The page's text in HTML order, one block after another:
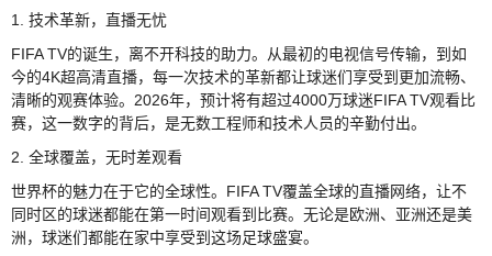
1. 技术革新，直播无忧
FIFA TV的诞生，离不开科技的助力。从最初的电视信号传输，到如
今的4K超高清直播，每一次技术的革新都让球迷们享受到更加流畅、
清晰的观赛体验。2026年，预计将有超过4000万球迷FIFA TV观看比
赛，这一数字的背后，是无数工程师和技术人员的辛勤付出。
2. 全球覆盖，无时差观看
世界杯的魅力在于它的全球性。FIFA TV覆盖全球的直播网络，让不
同时区的球迷都能在第一时间观看到比赛。无论是欧洲、亚洲还是美
洲，球迷们都能在家中享受到这场足球盛宴。